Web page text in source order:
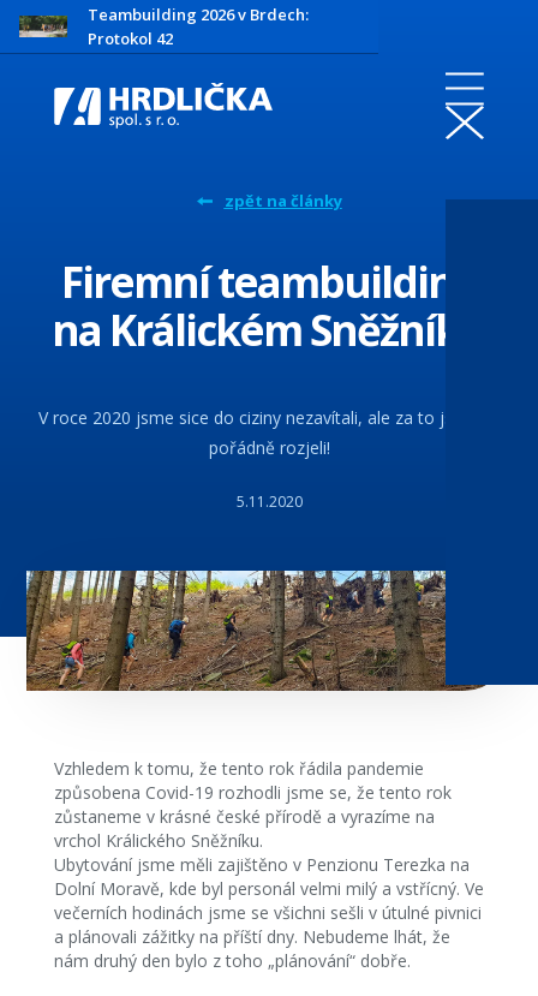
Teambuilding 2026 v Brdech:
Protokol 42
zpět na články
Firemní teambuilding
na Králickém Sněžníku
V roce 2020 jsme sice do ciziny nezavítali, ale za to jsme to
pořádně rozjeli!
5.11.2020
Vzhledem k tomu, že tento rok řádila pandemie
způsobena Covid-19 rozhodli jsme se, že tento rok
zůstaneme v krásné české přírodě a vyrazíme na
vrchol Králického Sněžníku.
Ubytování jsme měli zajištěno v Penzionu Terezka na
Dolní Moravě, kde byl personál velmi milý a vstřícný. Ve
večerních hodinách jsme se všichni sešli v útulné pivnici
a plánovali zážitky na příští dny. Nebudeme lhát, že
nám druhý den bylo z toho „plánování“ dobře.